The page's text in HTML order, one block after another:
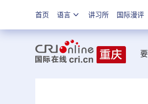
首页 语言 讲习所 国际漫评